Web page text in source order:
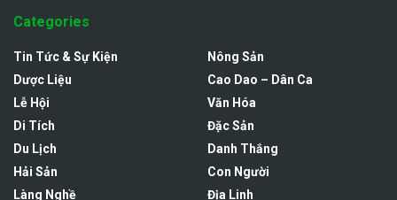
Categories
Tin Tức & Sự Kiện
Dược Liệu
Lễ Hội
Di Tích
Du Lịch
Hải Sản
Làng Nghề
Nông Sản
Cao Dao – Dân Ca
Văn Hóa
Đặc Sản
Danh Thắng
Con Người
Địa Linh